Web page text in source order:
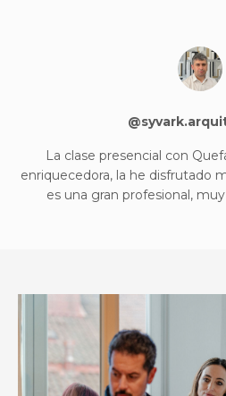
La clase presencial con
enriquecedora, la he disfrutado
es una gran profesional,